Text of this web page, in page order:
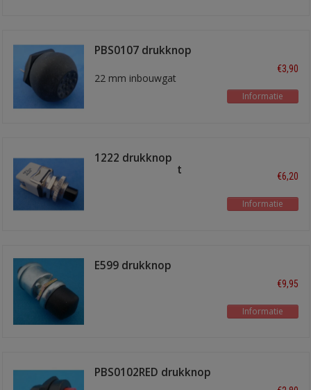
PBS0107 drukknop
22 mm inbouwgat
€3,90
Informatie
1222 drukknop
verbreekkontakt
€6,20
Informatie
E599 drukknop
€9,95
Informatie
PBS0102RED drukknop